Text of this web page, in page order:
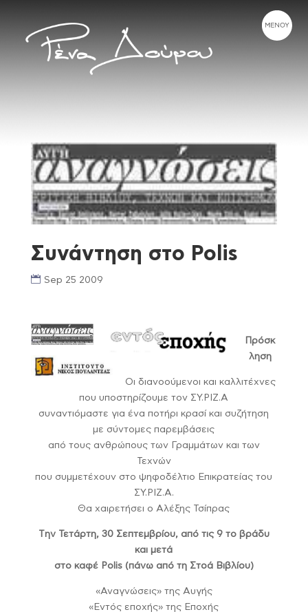
Συνάντηση στο Polis
Sep 25 2009
Πρόσκ
ληση
Οι διανοούμενοι και καλλιτέχνες
που υποστηρίζουμε τον ΣΥ.ΡΙΖ.Α
συναντιόμαστε για ένα ποτήρι κρασί και συζήτηση
με σύντομες παρεμβάσεις
από τους ανθρώπους των Γραμμάτων και των
Τεχνών
που συμμετέχουν στο ψηφοδέλτιο Επικρατείας του
ΣΥ.ΡΙΖ.Α.
Θα χαιρετήσει ο Αλέξης Τσίπρας
Tην Τετάρτη, 30 Σεπτεμβρίου, από τις 9 το βράδυ
και μετά
στο καφέ Polis (πάνω από τη Στοά Βιβλίου)
«Αναγνώσεις» της Αυγής
«Εντός εποχής» της Εποχής